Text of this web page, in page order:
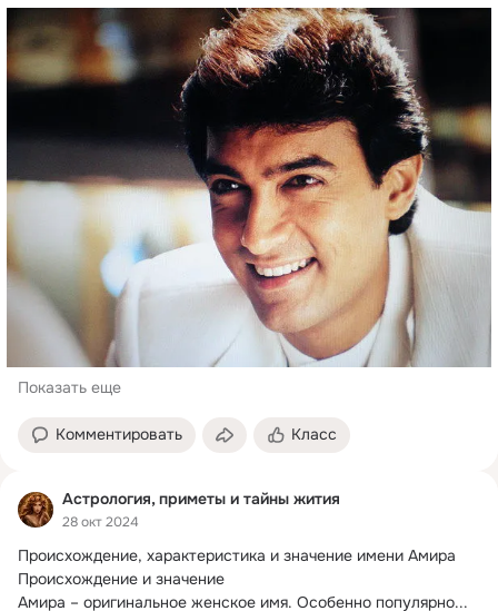
«Повелевающий...
Показать еще
Комментировать Класс
Астрология, приметы и тайны жития
28 окт 2024
Происхождение, характеристика и значение имени Амира
Происхождение и значение
Амира – оригинальное женское имя. Особенно популярно...